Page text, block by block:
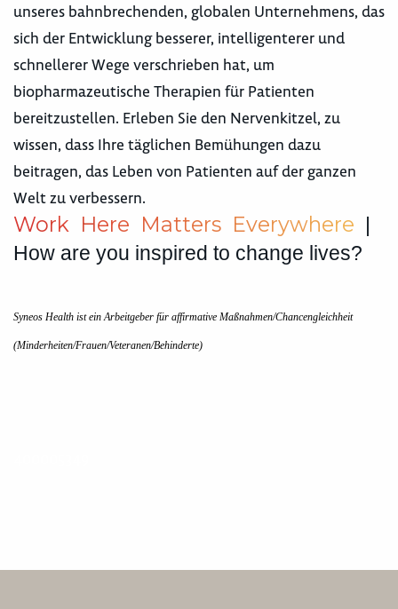
unseres bahnbrechenden, globalen Unternehmens, das
sich der Entwicklung besserer, intelligenterer und
schnellerer Wege verschrieben hat, um
biopharmazeutische Therapien für Patienten
bereitzustellen. Erleben Sie den Nervenkitzel, zu
wissen, dass Ihre täglichen Bemühungen dazu
beitragen, das Leben von Patienten auf der ganzen
Welt zu verbessern.
Work Here Matters Everywhere |
How are you inspired to change lives?
Syneos Health ist ein Arbeitgeber für affirmative Maßnahmen/Chancengleichheit
(Minderheiten/Frauen/Veteranen/Behinderte)